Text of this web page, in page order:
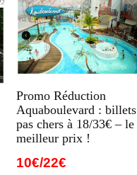
Promo Réduction
Aquaboulevard : billets
pas chers à 18/33€ – le
meilleur prix !
10€/22€